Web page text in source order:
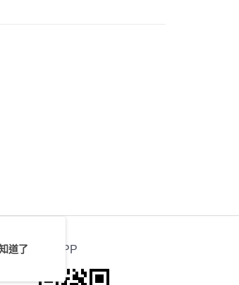
官方APP
道了